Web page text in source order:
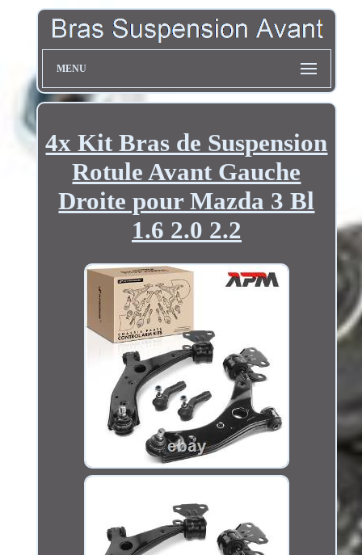
MENU
4x Kit Bras de Suspension
Rotule Avant Gauche
Droite pour Mazda 3 Bl
1.6 2.0 2.2